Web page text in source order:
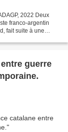
2022 Deux
franco-argentin
fait suite à une
guerre